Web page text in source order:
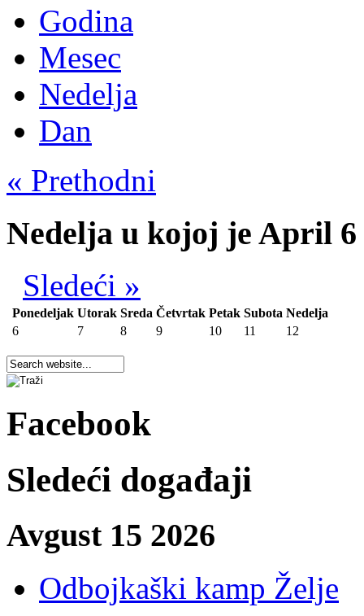
Godina
Mesec
Nedelja
Dan
« Prethodni
Nedelja u kojoj je April 6
Sledeći »
Ponedeljak Utorak Sreda Četvrtak Petak Subota Nedelja
6
7 8 9 10 11 12
Facebook
Sledeći događaji
Avgust 15 2026
Odbojkaški kamp Želje